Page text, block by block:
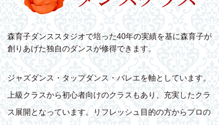
森育子ダンススタジオで培った40年の実績を基に森育子が
創りあげた独自のダンスが修得できます。
ジャズダンス・タップダンス・バレエを軸としています。
上級クラスから初心者向けのクラスもあり、充実したクラ
ス展開となっています。リフレッシュ目的の方からプロの